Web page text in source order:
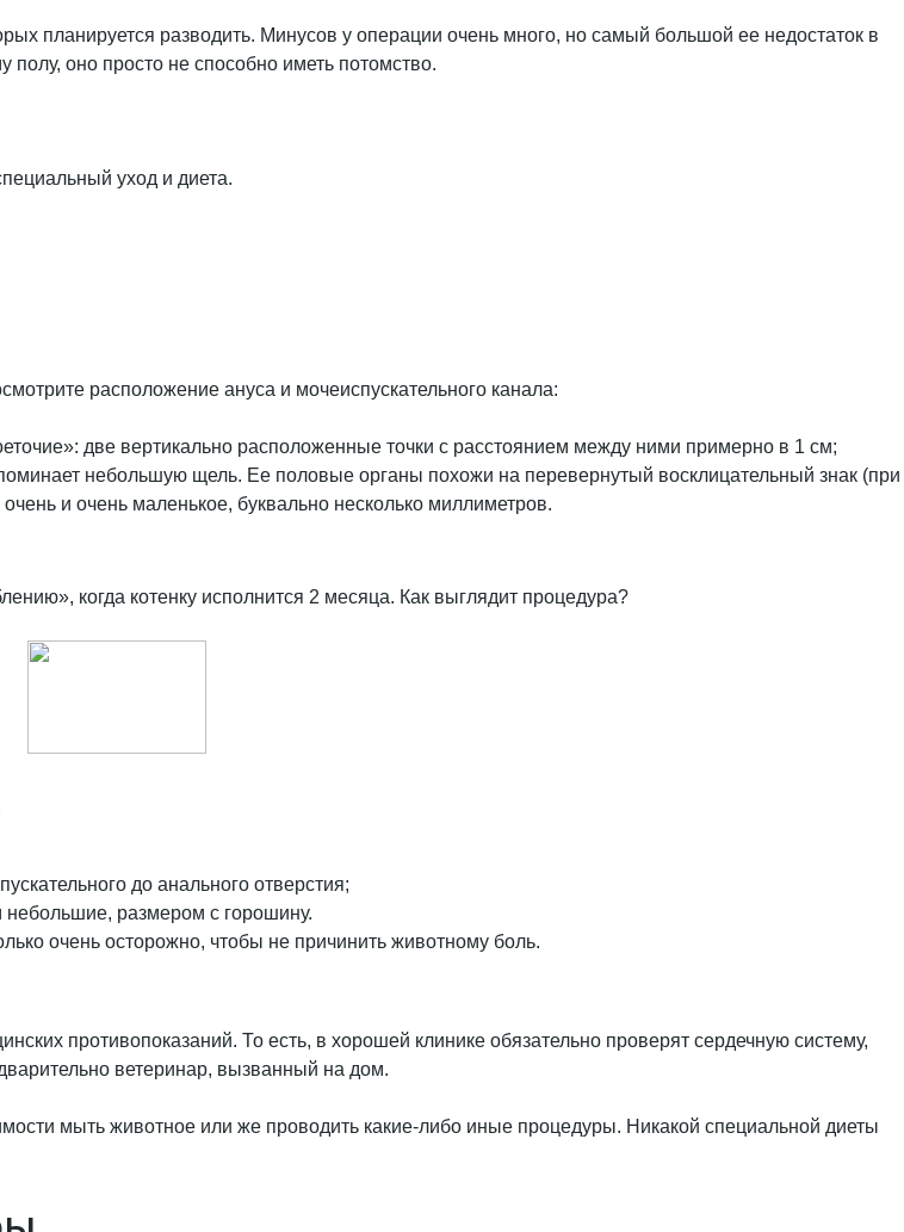
планируется разводить. Минусов у операции очень много, но самый большой ее недостаток в
оно просто не способно иметь потомство.
уход и диета.
расположение ануса и мочеиспускательного канала:
две вертикально расположенные точки с расстоянием между ними примерно в 1 см;
небольшую щель. Ее половые органы похожи на перевернутый восклицательный знак (при
и очень маленькое, буквально несколько миллиметров.
когда котенку исполнится 2 месяца. Как выглядит процедура?
до анального отверстия;
размером с горошину.
очень осторожно, чтобы не причинить животному боль.
противопоказаний. То есть, в хорошей клинике обязательно проверят сердечную систему,
ветеринар, вызванный на дом.
мыть животное или же проводить какие-либо иные процедуры. Никакой специальной диеты